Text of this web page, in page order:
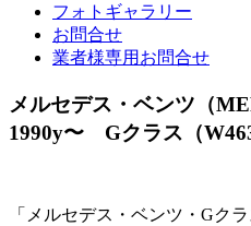
フォトギャラリー
お問合せ
業者様専用お問合せ
メルセデス・ベンツ（
1990y〜 Gクラス（W463
「メルセデス・ベンツ・Gクラ